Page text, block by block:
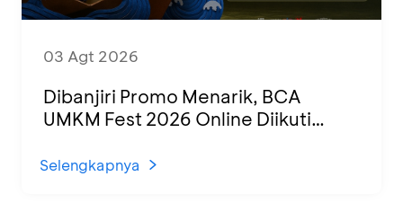
03 Agt 2026
Dibanjiri Promo Menarik, BCA
UMKM Fest 2026 Online Diikuti
Selengkapnya